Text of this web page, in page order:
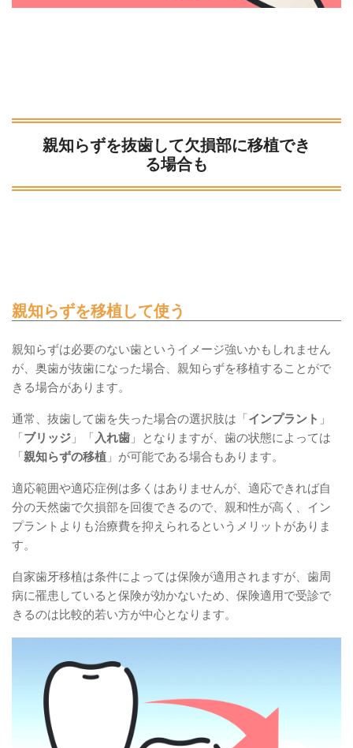
親知らずを抜歯して欠損部に移植でき
る場合も
親知らずを移植して使う
親知らずは必要のない歯というイメージ強いかもしれません
が、奥歯が抜歯になった場合、親知らずを移植することがで
きる場合があります。
通常、抜歯して歯を失った場合の選択肢は「 インプラント 」
「 ブリッジ 」「 入れ歯 」となりますが、歯の状態によっては
「 親知らずの移植 」が可能である場合もあります。
適応範囲や適応症例は多くはありませんが、適応できれば自
分の天然歯で欠損部を回復できるので、親和性が高く、イン
プラントよりも治療費を抑えられるというメリットがありま
す。
自家歯牙移植は条件によっては保険が適用されますが、歯周
病に罹患していると保険が効かないため、保険適用で受診で
きるのは比較的若い方が中心となります。